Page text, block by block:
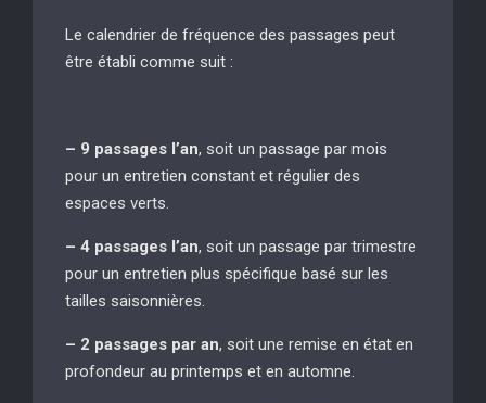
Le calendrier de fréquence des passages peut
être établi comme suit :
– 9 passages l’an, soit un passage par mois
pour un entretien constant et régulier des
espaces verts.
– 4 passages l’an, soit un passage par trimestre
pour un entretien plus spécifique basé sur les
tailles saisonnières.
– 2 passages par an, soit une remise en état en
profondeur au printemps et en automne.